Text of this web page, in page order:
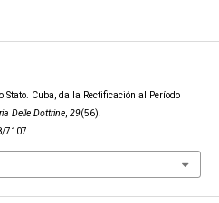
Cuba, dalla Rectificación al Período
Delle Dottrine, 29(56).
7107